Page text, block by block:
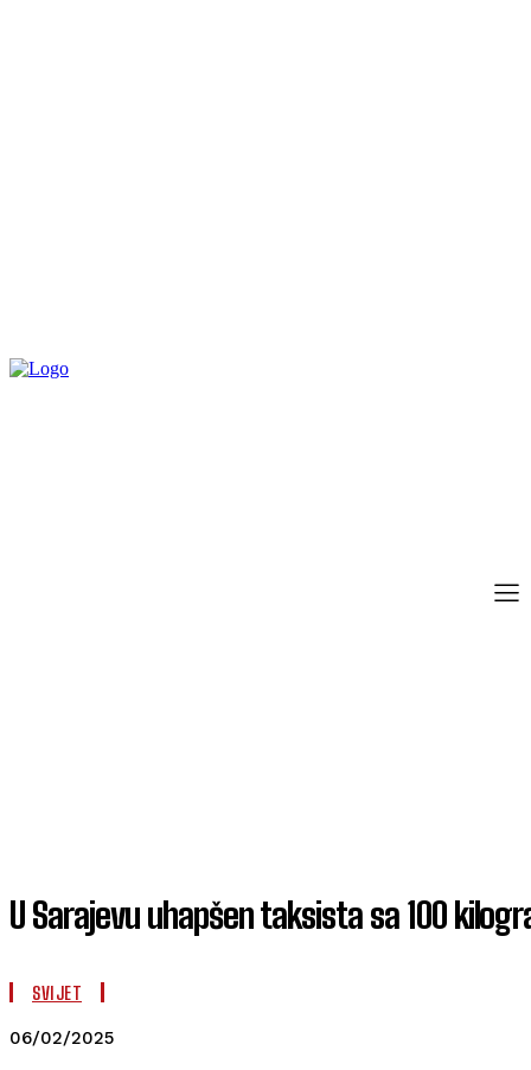
U Sarajevu uhapšen taksista sa 100
SVIJET
06/02/2025